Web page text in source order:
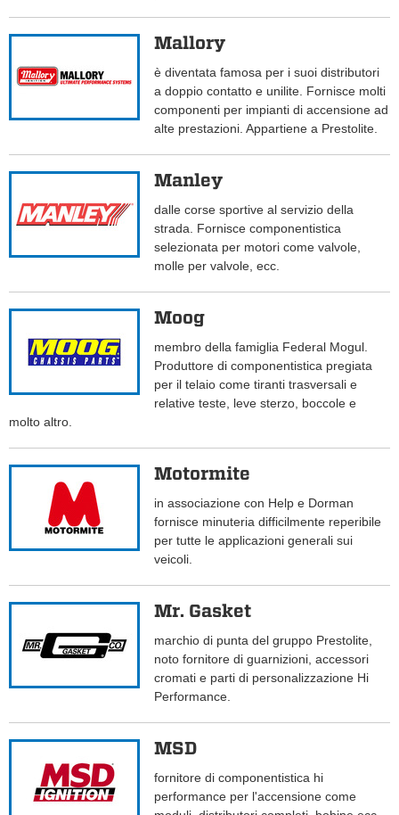
Mallory
è diventata famosa per i suoi distributori
a doppio contatto e unilite. Fornisce molti
componenti per impianti di accensione ad
alte prestazioni. Appartiene a Prestolite.
Manley
dalle corse sportive al servizio della
strada. Fornisce componentistica
selezionata per motori come valvole,
molle per valvole, ecc.
Moog
membro della famiglia Federal Mogul.
Produttore di componentistica pregiata
per il telaio come tiranti trasversali e
relative teste, leve sterzo, boccole e
molto altro.
Motormite
in associazione con Help e Dorman
fornisce minuteria difficilmente reperibile
per tutte le applicazioni generali sui
veicoli.
Mr. Gasket
marchio di punta del gruppo Prestolite,
noto fornitore di guarnizioni, accessori
cromati e parti di personalizzazione Hi
Performance.
MSD
fornitore di componentistica hi
performance per l'accensione come